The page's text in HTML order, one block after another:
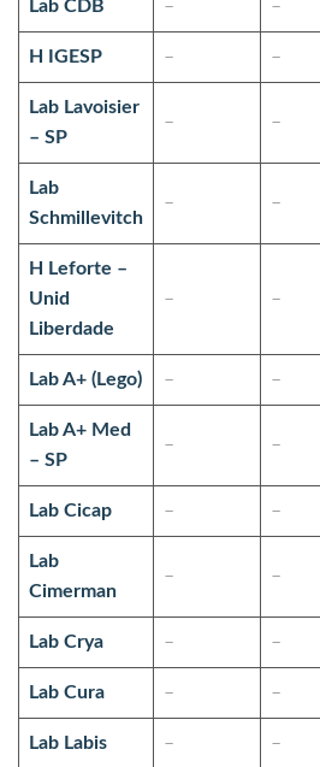
Lab CDB – –
H IGESP – –
Lab Lavoisier
– SP
– –
Lab
Schmillevitch
– –
H Leforte –
Unid
Liberdade
– –
Lab A+ (Lego) – –
Lab A+ Med
– SP
– –
Lab Cicap – –
Lab
Cimerman
– –
Lab Crya – –
Lab Cura – –
Lab Labis – –